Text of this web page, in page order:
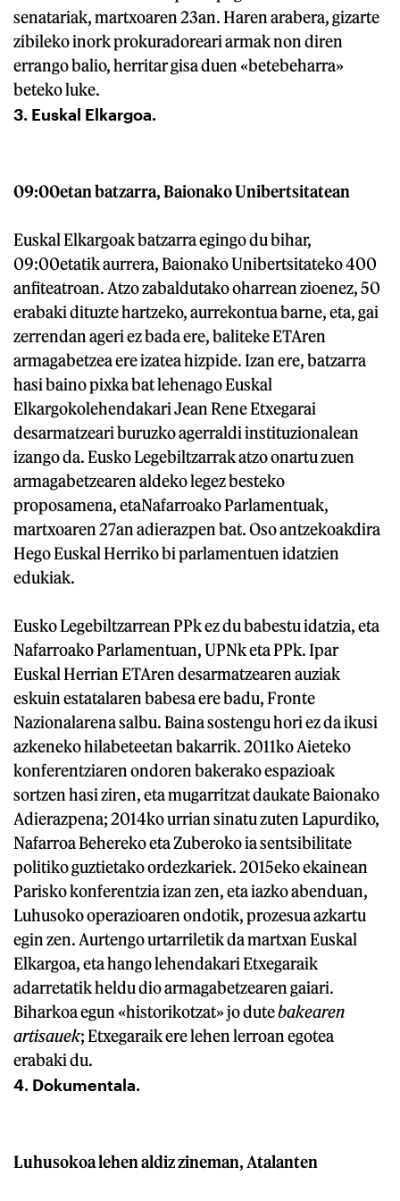
senatariak, martxoaren 23an. Haren arabera, gizarte
zibileko inork prokuradoreari armak non diren
errango balio, herritar gisa duen «betebeharra»
beteko luke.
3. Euskal Elkargoa.
09:00etan batzarra, Baionako Unibertsitatean
Euskal Elkargoak batzarra egingo du bihar,
09:00etatik aurrera, Baionako Unibertsitateko 400
anfiteatroan. Atzo zabaldutako oharrean zioenez, 50
erabaki dituzte hartzeko, aurrekontua barne, eta, gai
zerrendan ageri ez bada ere, baliteke ETAren
armagabetzea ere izatea hizpide. Izan ere, batzarra
hasi baino pixka bat lehenago Euskal
Elkargokolehendakari Jean Rene Etxegarai
desarmatzeari buruzko agerraldi instituzionalean
izango da. Eusko Legebiltzarrak atzo onartu zuen
armagabetzearen aldeko legez besteko
proposamena, etaNafarroako Parlamentuak,
martxoaren 27an adierazpen bat. Oso antzekoakdira
Hego Euskal Herriko bi parlamentuen idatzien
edukiak.
Eusko Legebiltzarrean PPk ez du babestu idatzia, eta
Nafarroako Parlamentuan, UPNk eta PPk. Ipar
Euskal Herrian ETAren desarmatzearen auziak
eskuin estatalaren babesa ere badu, Fronte
Nazionalarena salbu. Baina sostengu hori ez da ikusi
azkeneko hilabeteetan bakarrik. 2011ko Aieteko
konferentziaren ondoren bakerako espazioak
sortzen hasi ziren, eta mugarritzat daukate Baionako
Adierazpena; 2014ko urrian sinatu zuten Lapurdiko,
Nafarroa Behereko eta Zuberoko ia sentsibilitate
politiko guztietako ordezkariek. 2015eko ekainean
Parisko konferentzia izan zen, eta iazko abenduan,
Luhusoko operazioaren ondotik, prozesua azkartu
egin zen. Aurtengo urtarriletik da martxan Euskal
Elkargoa, eta hango lehendakari Etxegaraik
adarretatik heldu dio armagabetzearen gaiari.
Biharkoa egun «historikotzat» jo dutebakearen
artisauek; Etxegaraik ere lehen lerroan egotea
erabaki du.
4. Dokumentala.
Luhusokoa lehen aldiz zineman, Atalanten